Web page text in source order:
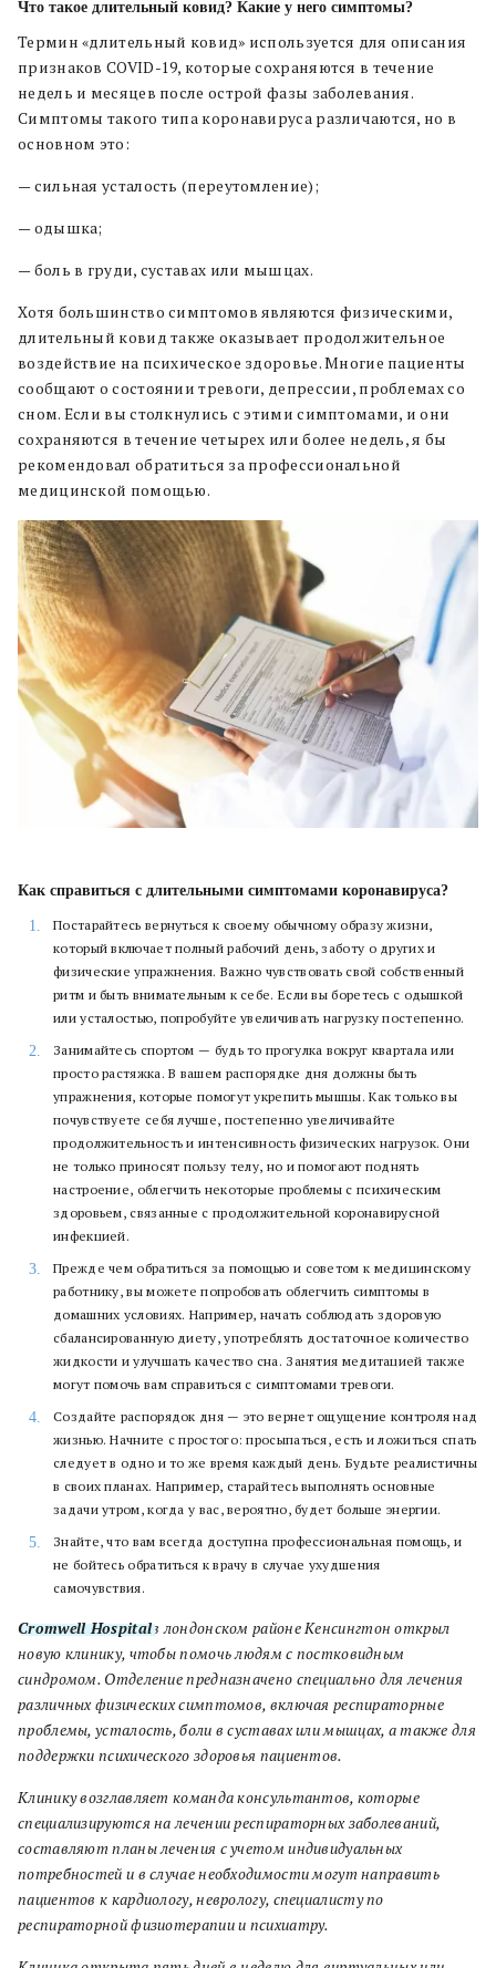
Что такое длительный ковид? Какие у него симптомы?
Термин «длительный ковид» используется для описания
признаков COVID-19, которые сохраняются в течение
недель и месяцев после острой фазы заболевания.
Симптомы такого типа коронавируса различаются, но в
основном это:
— сильная усталость (переутомление);
— одышка;
— боль в груди, суставах или мышцах.
Хотя большинство симптомов являются физическими,
длительный ковид также оказывает продолжительное
воздействие на психическое здоровье. Многие пациенты
сообщают о состоянии тревоги, депрессии, проблемах со
сном. Если вы столкнулись с этими симптомами, и они
сохраняются в течение четырех или более недель, я бы
рекомендовал обратиться за профессиональной
медицинской помощью.
Как справиться с длительными симптомами коронавируса?
Постарайтесь вернуться к своему обычному образу жизни,
который включает полный рабочий день, заботу о других и
физические упражнения. Важно чувствовать свой собственный
ритм и быть внимательным к себе. Если вы боретесь с одышкой
или усталостью, попробуйте увеличивать нагрузку постепенно.
Занимайтесь спортом — будь то прогулка вокруг квартала или
просто растяжка. В вашем распорядке дня должны быть
упражнения, которые помогут укрепить мышцы. Как только вы
почувствуете себя лучше, постепенно увеличивайте
продолжительность и интенсивность физических нагрузок. Они
не только приносят пользу телу, но и помогают поднять
настроение, облегчить некоторые проблемы с психическим
здоровьем, связанные с продолжительной коронавирусной
инфекцией.
Прежде чем обратиться за помощью и советом к медицинскому
работнику, вы можете попробовать облегчить симптомы в
домашних условиях. Например, начать соблюдать здоровую
сбалансированную диету, употреблять достаточное количество
жидкости и улучшать качество сна. Занятия медитацией также
могут помочь вам справиться с симптомами тревоги.
Создайте распорядок дня — это вернет ощущение контроля над
жизнью. Начните с простого: просыпаться, есть и ложиться спать
следует в одно и то же время каждый день. Будьте реалистичны
в своих планах. Например, старайтесь выполнять основные
задачи утром, когда у вас, вероятно, будет больше энергии.
Знайте, что вам всегда доступна профессиональная помощь, и
не бойтесь обратиться к врачу в случае ухудшения
самочувствия.
Cromwell Hospitalв лондонском районе Кенсингтон открыл
новую клинику, чтобы помочь людям с постковидным
синдромом. Отделение предназначено специально для лечения
различных физических симптомов, включая респираторные
проблемы, усталость, боли в суставах или мышцах, а также для
поддержки психического здоровья пациентов.
Клинику возглавляет команда консультантов, которые
специализируются на лечении респираторных заболеваний,
составляют планы лечения с учетом индивидуальных
потребностей и в случае необходимости могут направить
пациентов к кардиологу, неврологу, специалисту по
респираторной физиотерапии и психиатру.